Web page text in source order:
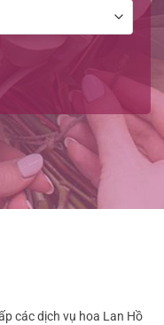
các dịch vụ hoa Lan Hồ